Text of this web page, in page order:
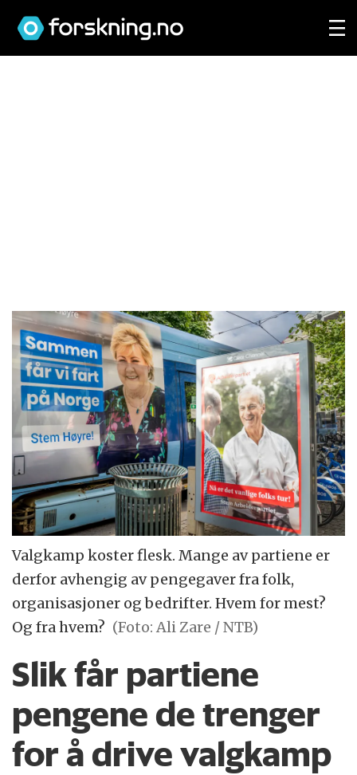
Valgkamp koster flesk. Mange av partiene er
derfor avhengig av pengegaver fra folk,
organisasjoner og bedrifter. Hvem for mest?
Og fra hvem? (Foto: Ali Zare / NTB)
Slik får partiene
pengene de trenger
for å drive valgkamp